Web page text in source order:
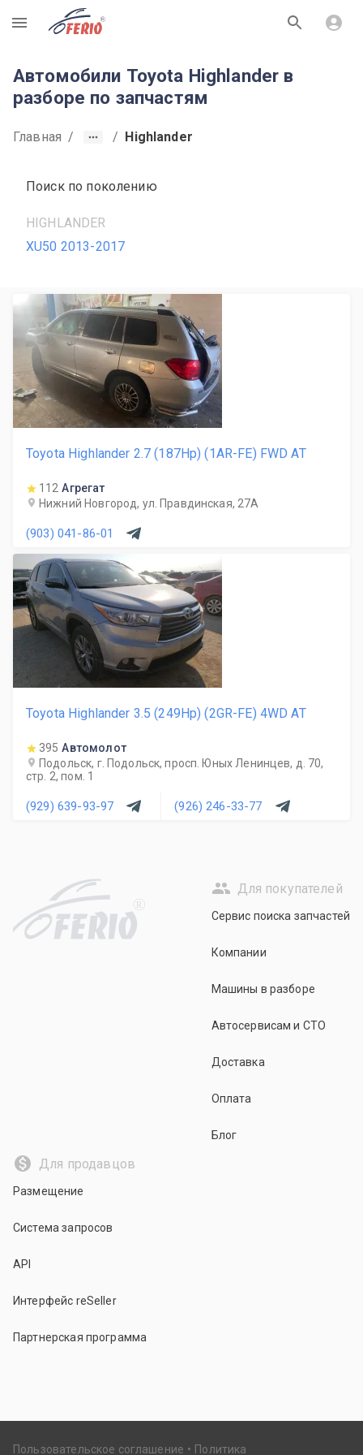
R
Автомобили Toyota Highlander в
разборе по запчастям
Главная / / Highlander
Поиск по поколению
HIGHLANDER
XU50 2013-2017
Toyota Highlander 2.7 (187Hp) (1AR-FE) FWD AT
112 Агрегат
Нижний Новгород, ул. Правдинская, 27А
(903) 041-86-01
Toyota Highlander 3.5 (249Hp) (2GR-FE) 4WD AT
395 Автомолот
Подольск, г. Подольск, просп. Юных Ленинцев, д. 70,
стр. 2, пом. 1
(929) 639-93-97 (926) 246-33-77
R
Для покупателей
Сервис поиска запчастей
Компании
Машины в разборе
Автосервисам и СТО
Доставка
Оплата
Блог
Для продавцов
Размещение
Система запросов
API
Интерфейс reSeller
Партнерская программа
Пользовательское соглашение Политика